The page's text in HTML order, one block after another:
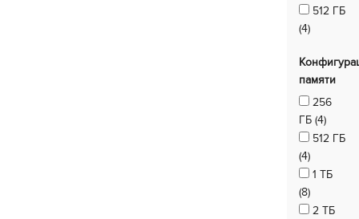
512 ГБ
(4)
памяти
256
ГБ (4)
512 ГБ
(4)
1 ТБ
(8)
2 ТБ